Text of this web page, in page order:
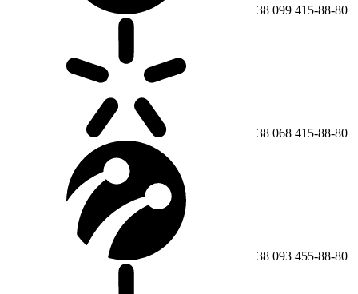
+38 099 415-88-80
+38 068 415-88-80
+38 093 455-88-80